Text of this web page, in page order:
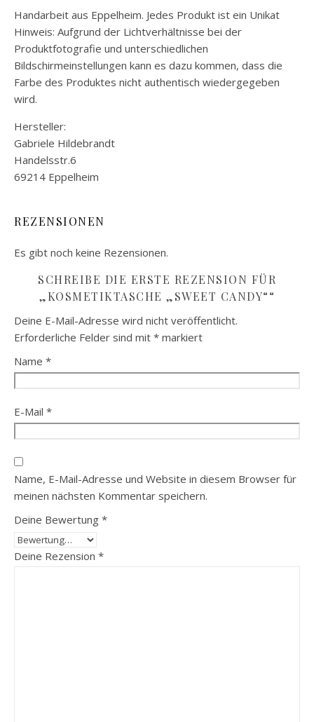
Handarbeit aus Eppelheim. Jedes Produkt ist ein Unikat
Hinweis: Aufgrund der Lichtverhältnisse bei der
Produktfotografie und unterschiedlichen
Bildschirmeinstellungen kann es dazu kommen, dass die
Farbe des Produktes nicht authentisch wiedergegeben
wird.
Hersteller:
Gabriele Hildebrandt
Handelsstr.6
69214 Eppelheim
REZENSIONEN
Es gibt noch keine Rezensionen.
SCHREIBE DIE ERSTE REZENSION FÜR
„KOSMETIKTASCHE „SWEET CANDY““
Deine E-Mail-Adresse wird nicht veröffentlicht.
Erforderliche Felder sind mit * markiert
Name *
E-Mail *
Name, E-Mail-Adresse und Website in diesem Browser für
meinen nächsten Kommentar speichern.
Deine Bewertung *
Deine Rezension *